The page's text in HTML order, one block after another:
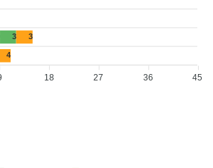
3 3
4
45
36
27
18